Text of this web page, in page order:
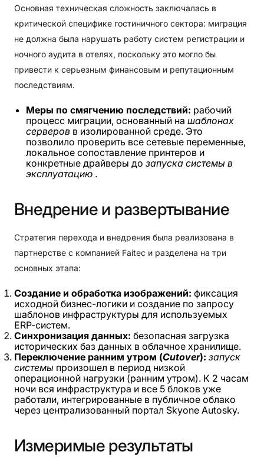
Основная техническая сложность заключалась в
критической специфике гостиничного сектора: миграция
не должна была нарушать работу систем регистрации и
ночного аудита в отелях, поскольку это могло бы
привести к серьезным финансовым и репутационным
последствиям.
Меры по смягчению последствий: рабочий
процесс миграции, основанный на шаблонах
серверов в изолированной среде. Это
позволило проверить все сетевые переменные,
локальное сопоставление принтеров и
конкретные драйверы до запуска системы в
эксплуатацию .
Внедрение и развертывание
Стратегия перехода и внедрения была реализована в
партнерстве с компанией Faitec и разделена на три
основных этапа:
Создание и обработка изображений: фиксация
исходной бизнес-логики и создание по запросу
шаблонов инфраструктуры для используемых
ERP-систем.
Синхронизация данных: безопасная загрузка
исторических баз данных в облачное хранилище.
Переключение ранним утром (Cutover): запуск
системы произошел в период низкой
операционной нагрузки (ранним утром). К 2 часам
ночи вся инфраструктура и все 5 блоков уже
работали, интегрированные в публичное облако
через централизованный портал Skyone Autosky.
Измеримые результаты